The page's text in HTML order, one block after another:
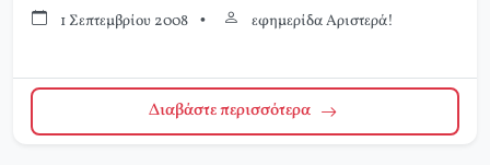
1 Σεπτεμβρίου 2008 • εφημερίδα Αριστερά!
Διαβάστε περισσότερα